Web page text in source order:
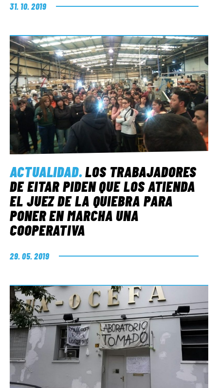
31. 10. 2019
ACTUALIDAD.LOS TRABAJADORES
DE EITAR PIDEN QUE LOS ATIENDA
EL JUEZ DE LA QUIEBRA PARA
PONER EN MARCHA UNA
COOPERATIVA
29. 05. 2019